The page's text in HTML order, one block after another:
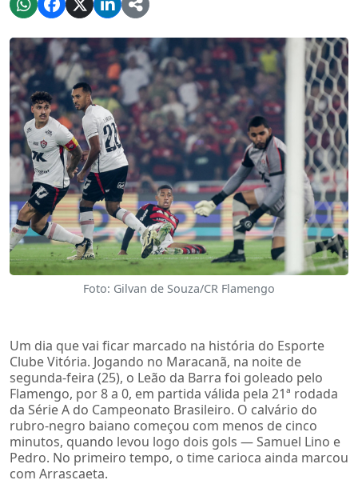
Foto: Gilvan de Souza/CR Flamengo
Um dia que vai ficar marcado na história do Esporte
Clube Vitória. Jogando no Maracanã, na noite de
segunda-feira (25), o Leão da Barra foi goleado pelo
Flamengo, por 8 a 0, em partida válida pela 21ª rodada
da Série A do Campeonato Brasileiro. O calvário do
rubro-negro baiano começou com menos de cinco
minutos, quando levou logo dois gols — Samuel Lino e
Pedro. No primeiro tempo, o time carioca ainda marcou
com Arrascaeta.